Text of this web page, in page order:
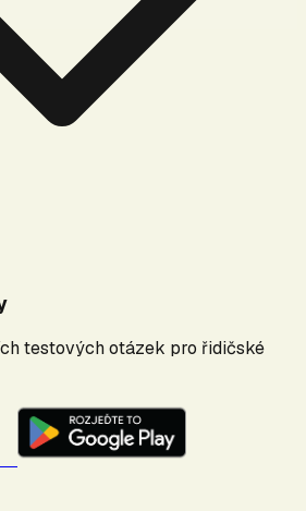
testových otázek pro řidičské